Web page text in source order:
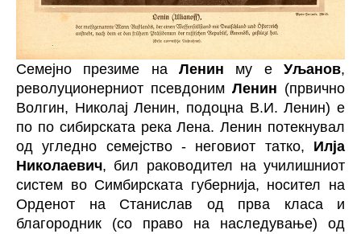
Семејно презиме на Ленин му е Уљанов,
револуционерниот псевдоним Ленин (првично
Волгин, Николај Ленин, подоцна В.И. Ленин) е
по по сибирската река Лена. Ленин потекнувал
од угледно семејство - неговиот татко,
Илја
Николаевич, бил раководител на училишниот
систем во Симбирската губернија, носител на
Орденот на Станислав од прва класа и
благородник (со право на наследување) од